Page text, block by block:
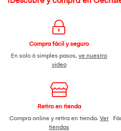
Compra fácil y seguro
En solo 6 simples pasos, ve nuestro
video
Retiro en tienda
Compra online y retira en tienda. Ver
tiendas